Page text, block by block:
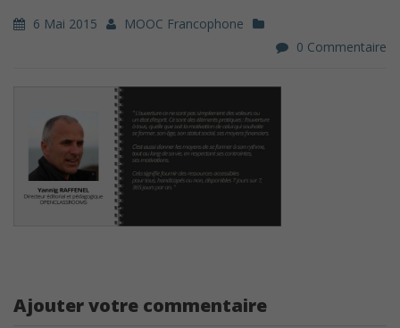
6 Mai 2015
MOOC Francophone
0 Commentaire
Ajouter votre commentaire